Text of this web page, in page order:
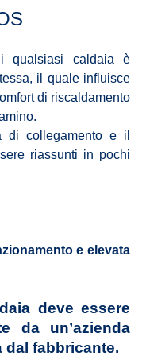
qualsiasi caldaia è
il quale influisce
di riscaldamento
di collegamento e il
riassunti in pochi
e elevata
deve essere
da un’azienda
dal fabbricante.